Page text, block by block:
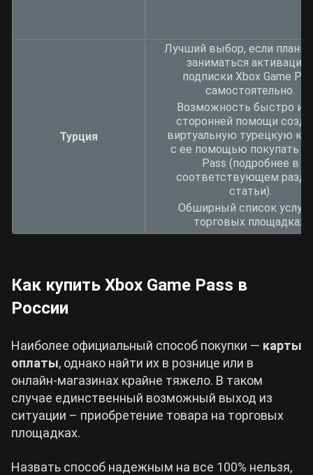
Турция
Лучший выбор, если
заниматься
подписки Xbox Game
самостоятельно.
Возможность быстро и
сторонней помощи
виртуальную турецкую
с ее помощью покупать
Pass (подробнее в
соответствующем
статьи).
Обширный список услуг
торговых площадках.
Как купить Xbox Game Pass в
России
Наиболее официальный способ покупки — карты
оплаты, однако найти их в рознице или в
онлайн-магазинах крайне тяжело. В таком
случае единственный возможный выход из
ситуации – приобретение товара на торговых
площадках.
Назвать способ надежным на все 100% нельзя,